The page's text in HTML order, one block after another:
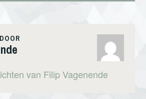
van Filip Vagenende